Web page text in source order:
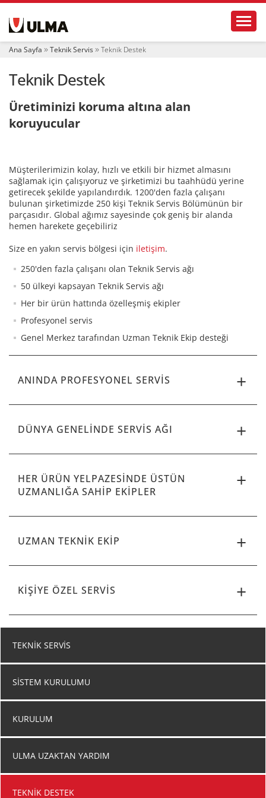
i
Ana Sayfa Teknik Servis Teknik Destek
Teknik Destek
Üretiminizi koruma altına alan
koruyucular
Müşterilerimizin kolay, hızlı ve etkili bir hizmet almasını
sağlamak için çalışıyoruz ve şirketimizi bu taahhüdü yerine
getirecek şekilde yapılandırdık. 1200'den fazla çalışanı
bulunan şirketimizde 250 kişi Teknik Servis Bölümünün bir
parçasıdır. Global ağımız sayesinde çok geniş bir alanda
hemen harekete geçebiliriz
Size en yakın servis bölgesi için iletişim.
250'den fazla çalışanı olan Teknik Servis ağı
50 ülkeyi kapsayan Teknik Servis ağı
Her bir ürün hattında özelleşmiş ekipler
Profesyonel servis
Genel Merkez tarafından Uzman Teknik Ekip desteği
ANINDA PROFESYONEL SERVIS
DÜNYA GENELINDE SERVIS AĞI
HER ÜRÜN YELPAZESINDE ÜSTÜN
UZMANLIĞA SAHIP EKIPLER
UZMAN TEKNIK EKIP
KIŞIYE ÖZEL SERVIS
TEKNIK SERVIS
SISTEM KURULUMU
KURULUM
ULMA UZAKTAN YARDIM
TEKNIK DESTEK